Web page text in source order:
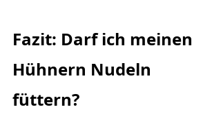
Fazit: Darf ich meinen
Hühnern Nudeln
füttern?